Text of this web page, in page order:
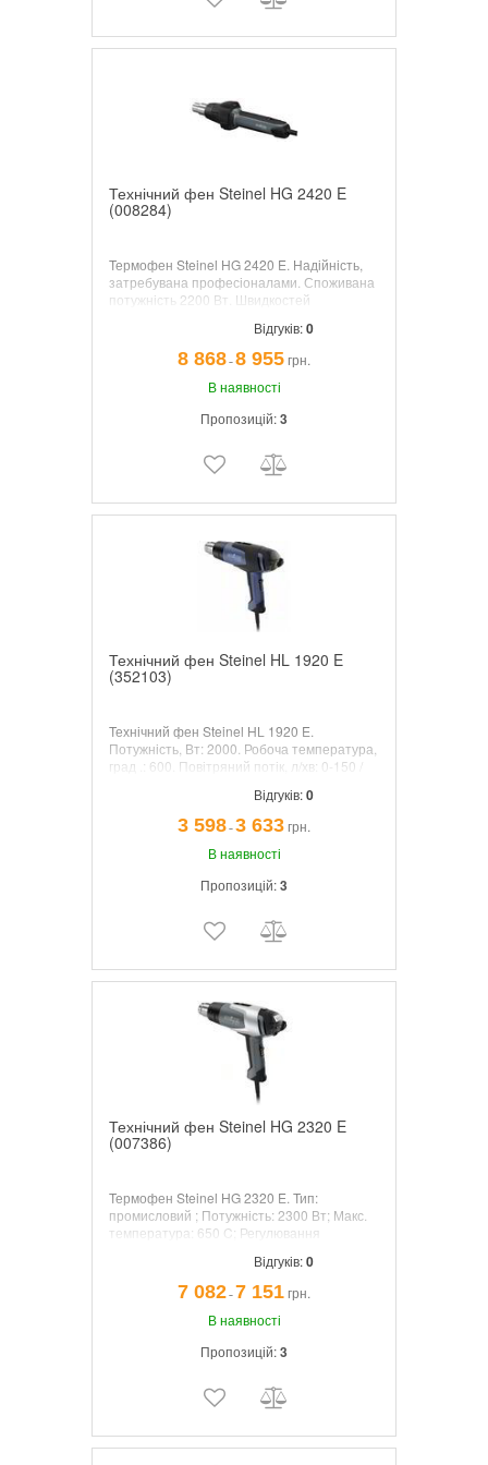
Технічний фен Steinel HG 2420 E
(008284)
Термофен Steinel HG 2420 E. Надійність,
затребувана професіоналами. Споживана
потужність 2200 Вт. Швидкостей
. Мін. температура 80°C. Макс.
температура 650°C. Плавне регулювання t
°. Комплектація: кейс.
Відгуків:0
8 868¯8 955грн.
В наявності
Пропозицій:3
Технічний фен Steinel HL 1920 E
(352103)
Технічний фен Steinel HL 1920 E.
Потужність, Вт: 2000. Робоча температура,
град .: 600. Повітряний потік, л/хв: 0-150 /
електронним управлінням, керамічний
нагрівальний елемент.
Відгуків:0
3 598¯3 633грн.
В наявності
Пропозицій:3
Технічний фен Steinel HG 2320 E
(007386)
Термофен Steinel HG 2320 E. Тип:
промисловий ; Потужність: 2300 Вт; Макс.
температура: 650 C; Регулювання
повітряний потік: 500 л/хв. Дисплей:
LCD. Модель 007386 поставляється без
кейса і насадок.
Відгуків:0
7 082¯7 151грн.
В наявності
Пропозицій:3